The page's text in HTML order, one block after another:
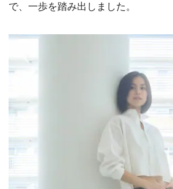
で、一歩を踏み出しました。